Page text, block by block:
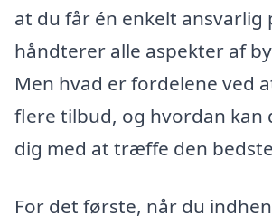
at du får én enkelt ansvarlig
håndterer alle aspekter af
Men hvad er fordelene ved
flere tilbud, og hvordan kan
dig med at træffe den
For det første, når du